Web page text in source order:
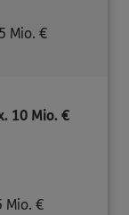
Mio. €
10 Mio. €
Mio. €